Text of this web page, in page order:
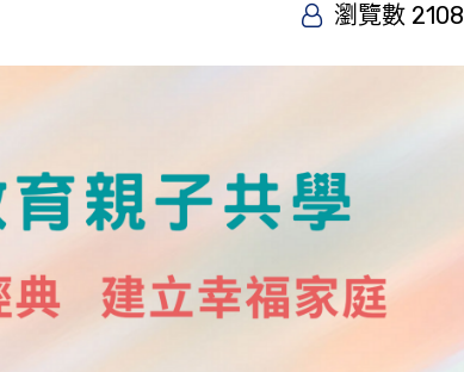
瀏覽數 2108